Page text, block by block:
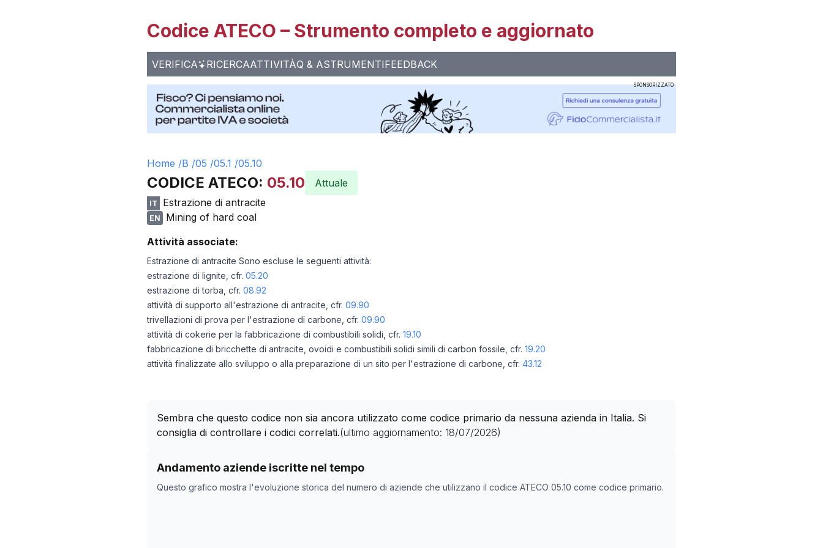
Codice ATECO – Strumento completo e aggiornato
VERIFICA RICERCAATTIVITÀQ & ASTRUMENTIFEEDBACK
SPONSORIZZATO
Home /B /05 /05.1 /05.10
CODICE ATECO: 05.10 Attuale
IT Estrazione di antracite
EN
Mining of hard coal
Attività associate:
Estrazione di antracite Sono escluse le seguenti attività:
estrazione di lignite, cfr. 05.20
estrazione di torba, cfr. 08.92
attività di supporto all'estrazione di antracite, cfr. 09.90
trivellazioni di prova per l'estrazione di carbone, cfr. 09.90
attività di cokerie per la fabbricazione di combustibili solidi, cfr. 19.10
fabbricazione di bricchette di antracite, ovoidi e combustibili solidi simili di carbon fossile, cfr. 19.20
attività finalizzate allo sviluppo o alla preparazione di un sito per l'estrazione di carbone, cfr. 43.12
Sembra che questo codice non sia ancora utilizzato come codice primario da nessuna azienda in Italia. Si
consiglia di controllare i codici correlati.(ultimo aggiornamento: 18/07/2026)
Andamento aziende iscritte nel tempo
Questo grafico mostra l'evoluzione storica del numero di aziende che utilizzano il codice ATECO 05.10 come codice primario.
Storico numero di aziende con codice ATECO
Data rilevazione
Numero aziende